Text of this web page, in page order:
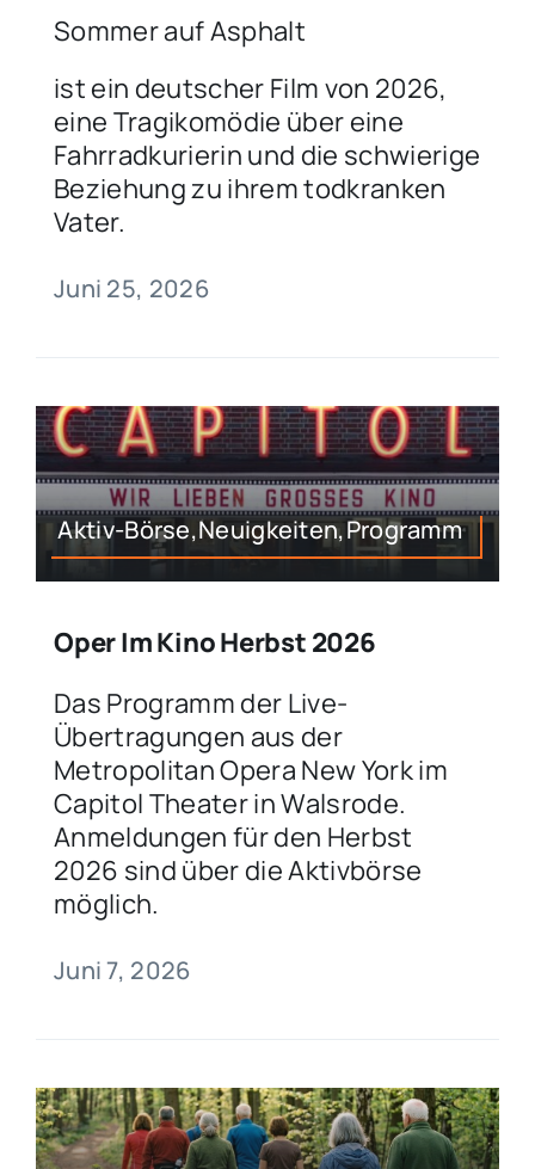
Sommer auf Asphalt
ist ein deutscher Film von 2026,
eine Tragikomödie über eine
Fahrradkurierin und die schwierige
Beziehung zu ihrem todkranken
Vater.
Juni 25, 2026
Aktiv-Börse,Neuigkeiten,Programm
Oper Im Kino Herbst 2026
Das Programm der Live-
Übertragungen aus der
Metropolitan Opera New York im
Capitol Theater in Walsrode.
Anmeldungen für den Herbst
2026 sind über die Aktivbörse
möglich.
Juni 7, 2026